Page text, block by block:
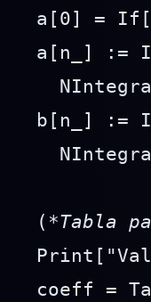
a[0] =
a[n_] :=
b[n_] :=
(*Tabla
coeff =